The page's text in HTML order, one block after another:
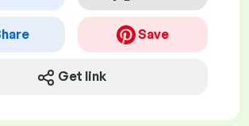
Save
Get link